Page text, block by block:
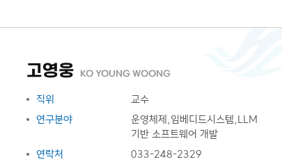
조직 구성
센터 규정
오시는길
고영웅 KO YOUNG WOONG
직위
교수
연구분야
운영체제,임베디드시스템,LLM
기반 소프트웨어 개발
연락처
033-248-2329